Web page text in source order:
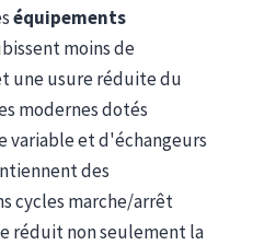
équipements
moins de
une usure réduite du
modernes dotés
variable et d'échangeurs
des
cycles marche/arrêt
réduit non seulement la